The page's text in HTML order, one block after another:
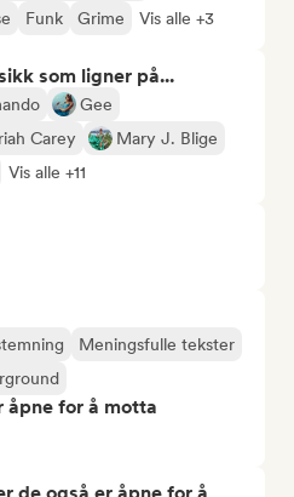
Funk Grime Vis alle +3
som ligner på...
Gee
Carey
Mary J. Blige
Vis alle +11
Meningsfulle tekster
åpne for å motta